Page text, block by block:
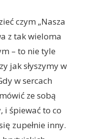
czym „Nasza
z tak wieloma
– to nie tyle
jak słyszymy w
w sercach
ze sobą
i śpiewać to co
zupełnie inny.